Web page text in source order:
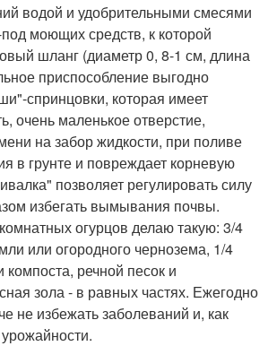
водой и удобрительными смесями
моющих средств, к которой
шланг (диаметр 0, 8-1 см, длина
приспособление выгодно
спринцовки, которая имеет
очень маленькое отверстие,
на забор жидкости, при поливе
в грунте и повреждает корневую
позволяет регулировать силу
избегать вымывания почвы.
огурцов делаю такую: 3/4
или огородного чернозема, 1/4
компоста, речной песок и
зола - в равных частях. Ежегодно
не избежать заболеваний и, как